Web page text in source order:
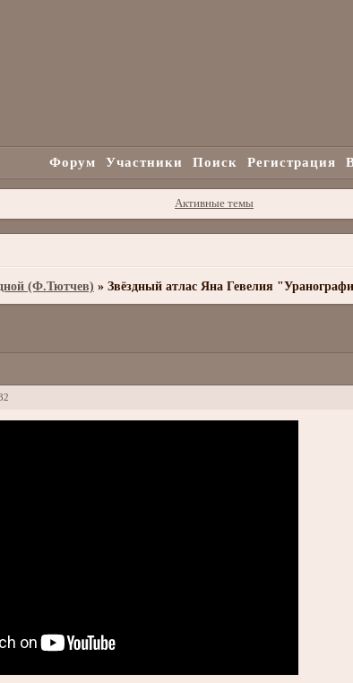
Форум Участники Поиск Регистрация
Активные темы
(Ф.Тютчев) » Звёздный атлас Яна Гевелия